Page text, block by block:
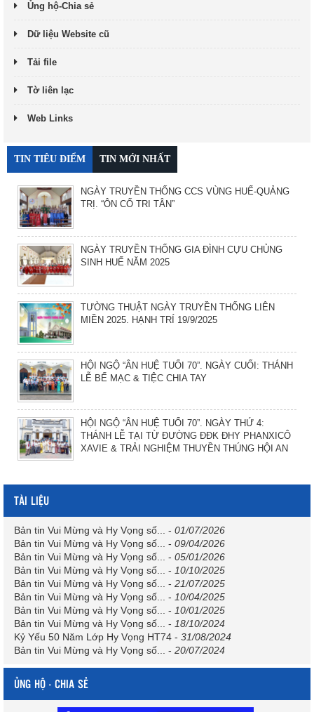
Ủng hộ-Chia sẻ
Dữ liệu Website cũ
Tải file
Tờ liên lạc
Web Links
TIN TIÊU ĐIỂM TIN MỚI NHẤT
NGÀY TRUYỀN THỐNG CCS VÙNG HUẾ-QUẢNG
TRỊ. “ÔN CỐ TRI TÂN”
NGÀY TRUYỀN THỐNG GIA ĐÌNH CỰU CHỦNG
SINH HUẾ NĂM 2025
TƯỜNG THUẬT NGÀY TRUYỀN THỐNG LIÊN
MIỀN 2025. HẠNH TRÍ 19/9/2025
HỘI NGỘ “ÂN HUỆ TUỔI 70”. NGÀY CUỐI: THÁNH
LỄ BẾ MẠC & TIỆC CHIA TAY
HỘI NGỘ “ÂN HUỆ TUỔI 70”. NGÀY THỨ 4:
THÁNH LỄ TẠI TỪ ĐƯỜNG ĐĐK ĐHY PHANXICÔ
XAVIE & TRẢI NGHIỆM THUYỀN THÚNG HỘI AN
TÀI LIỆU
Bản tin Vui Mừng và Hy Vọng số... - 01/07/2026
Bản tin Vui Mừng và Hy Vọng số... - 09/04/2026
Bản tin Vui Mừng và Hy Vọng số... - 05/01/2026
Bản tin Vui Mừng và Hy Vọng số... - 10/10/2025
Bản tin Vui Mừng và Hy Vọng số... - 21/07/2025
Bản tin Vui Mừng và Hy Vọng số... - 10/04/2025
Bản tin Vui Mừng và Hy Vọng số... - 10/01/2025
Bản tin Vui Mừng và Hy Vọng số... - 18/10/2024
Kỷ Yếu 50 Năm Lớp Hy Vọng HT74 - 31/08/2024
Bản tin Vui Mừng và Hy Vọng số... - 20/07/2024
ỦNG HỘ - CHIA SẺ